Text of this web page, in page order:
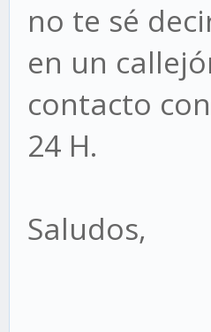
no te sé
en un
contacto
24 H.
Saludos,